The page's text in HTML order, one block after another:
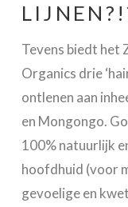
Tevens biedt het
Organics drie
ontlenen aan
en Mongongo.
100% natuurlijk
hoofdhuid (voor
gevoelige en